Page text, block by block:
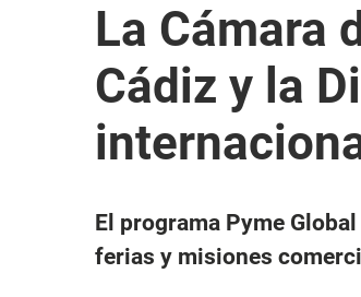
La Cámara
Cádiz y la
El programa Pyme
ferias y misiones